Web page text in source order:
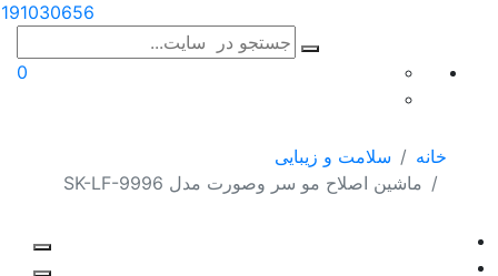
0
خانه
سلامت و زیبایی
ماشین اصلاح مو سر وصورت مدل SK-LF-9996